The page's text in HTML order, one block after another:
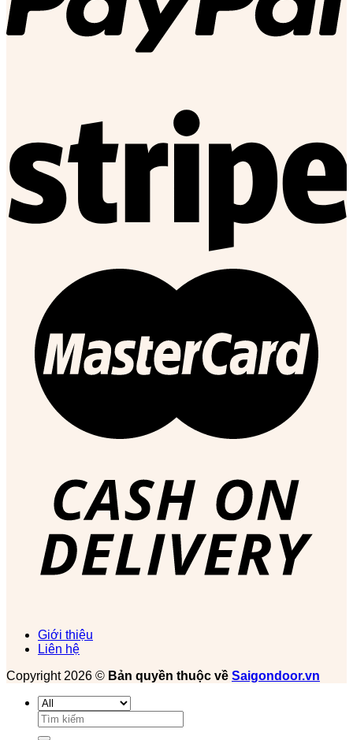
Giới thiệu
Liên hệ
Copyright 2026 © Bản quyền thuộc về Saigondoor.vn
Tìm
kiếm: